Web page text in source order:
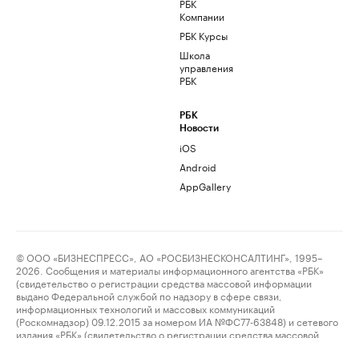
Компании
РБК Курсы
Школа
управления
РБК
РБК
Новости
iOS
Android
AppGallery
© ООО «БИЗНЕСПРЕСС», АО «РОСБИЗНЕСКОНСАЛТИНГ», 1995–
2026. Сообщения и материалы информационного агентства «РБК»
(свидетельство о регистрации средства массовой информации
выдано Федеральной службой по надзору в сфере связи,
информационных технологий и массовых коммуникаций
(Роскомнадзор) 09.12.2015 за номером ИА №ФС77-63848) и сетевого
издания «РБК» (свидетельство о регистрации средства массовой